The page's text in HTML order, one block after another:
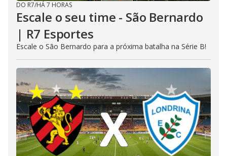
DO R7/HÁ 7 HORAS
Escale o seu time - São Bernardo
| R7 Esportes
Escale o São Bernardo para a próxima batalha na Série B!